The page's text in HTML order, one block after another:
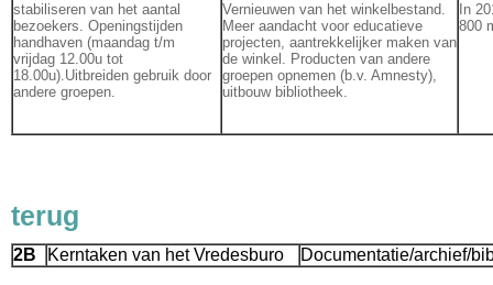
stabiliseren van het aantal
bezoekers. Openingstijden
handhaven (maandag t/m
vrijdag 12.00u tot
18.00u).Uitbreiden gebruik door
andere groepen.
Vernieuwen van het winkelbestand.
Meer aandacht voor educatieve
projecten, aantrekkelijker maken van
de winkel. Producten van andere
groepen opnemen (b.v. Amnesty),
uitbouw bibliotheek.
In
800
terug
2B Kerntaken van het Vredesburo Documentatie/archief/